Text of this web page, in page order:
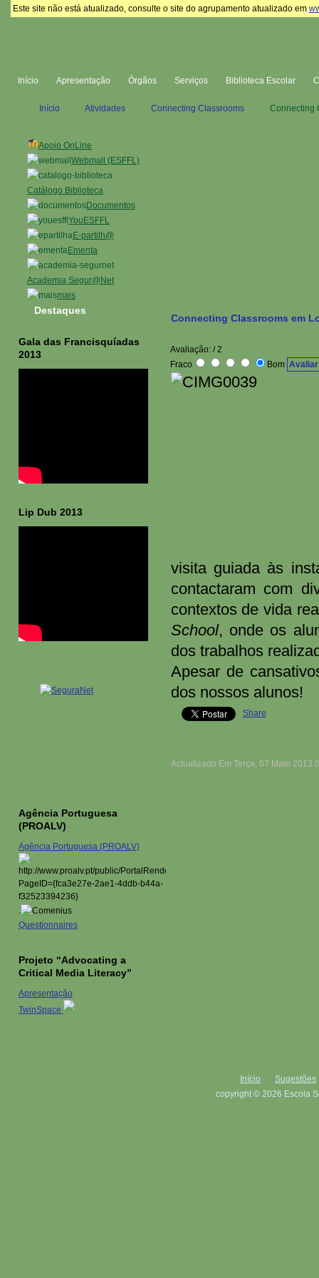
Este site não está atualizado, consulte o site do agrupamento atualizado em
Início Apresentação Órgãos Serviços Biblioteca Escolar
Apoio OnLine
Webmail (ESFFL)
Catálogo Biblioteca
Documentos
YouESFFL
E-partilh@
Ementa
Academia Segur@Net
mais
Início Atividades Connecting Classrooms Connecting
Connecting Classrooms em
Avaliação:/ 2
Fraco
Bom
visita guiada às
contactaram com
contextos de vida
School, onde os
dos trabalhos
Apesar de
dos nossos alunos!
Share
Actualizado Em Terça, 07 Maio 2013
Destaques
Gala das Francisquíadas
2013
Lip Dub 2013
Agência Portuguesa
(PROALV)
Agência Portuguesa (PROALV)
.
Questionnaires
Projeto “Advocating a
Critical Media Literacy”
Apresentação
TwinSpace
Início
Sugestões
copyright © 2026 Escola